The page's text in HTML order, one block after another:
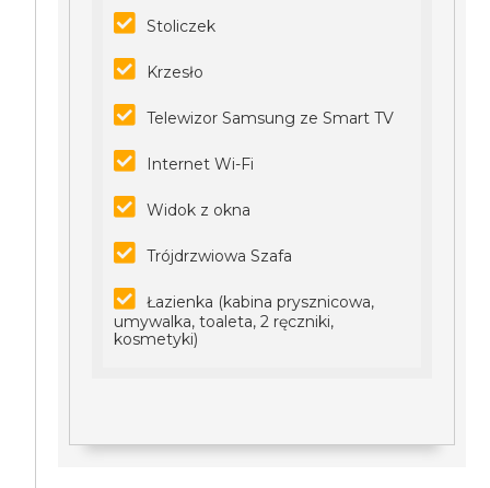
Stoliczek
Krzesło
Telewizor Samsung ze Smart TV
Internet Wi-Fi
Widok z okna
Trójdrzwiowa Szafa
Łazienka (kabina prysznicowa,
umywalka, toaleta, 2 ręczniki,
kosmetyki)